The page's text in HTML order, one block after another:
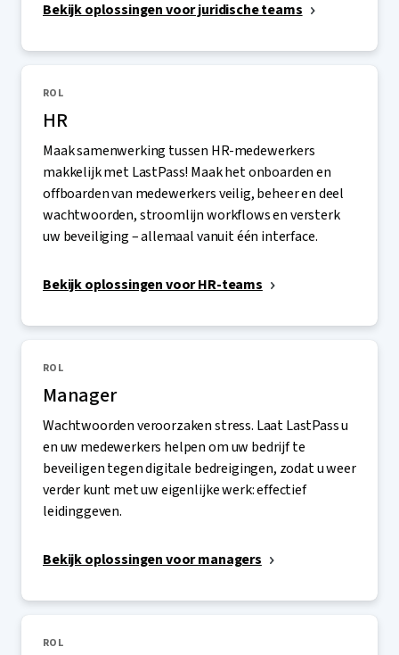
Bekijk oplossingen voor juridische teams
ROL
HR
Maak samenwerking tussen HR-medewerkers
makkelijk met LastPass! Maak het onboarden en
offboarden van medewerkers veilig, beheer en deel
wachtwoorden, stroomlijn workflows en versterk
uw beveiliging – allemaal vanuit één interface.
Bekijk oplossingen voor HR-teams
ROL
Manager
Wachtwoorden veroorzaken stress. Laat LastPass u
en uw medewerkers helpen om uw bedrijf te
beveiligen tegen digitale bedreigingen, zodat u weer
verder kunt met uw eigenlijke werk: effectief
leidinggeven.
Bekijk oplossingen voor managers
ROL